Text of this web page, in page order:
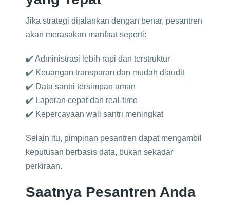
Jika strategi dijalankan dengan benar, pesantren
akan merasakan manfaat seperti:
✔️ Administrasi lebih rapi dan terstruktur
✔️ Keuangan transparan dan mudah diaudit
✔️ Data santri tersimpan aman
✔️ Laporan cepat dan real-time
✔️ Kepercayaan wali santri meningkat
Selain itu, pimpinan pesantren dapat mengambil
keputusan berbasis data, bukan sekadar
perkiraan.
Saatnya Pesantren Anda